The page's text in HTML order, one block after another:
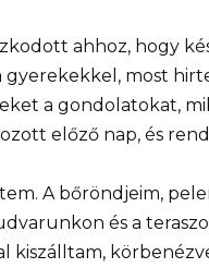
ahhoz, hogy
gyerekekkel, most
a gondolatokat,
előző nap, és
A bőröndjeim,
és a
kiszálltam,